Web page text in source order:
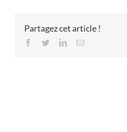
Partagez cet article !
Facebook
TwitterLinkedInEmail